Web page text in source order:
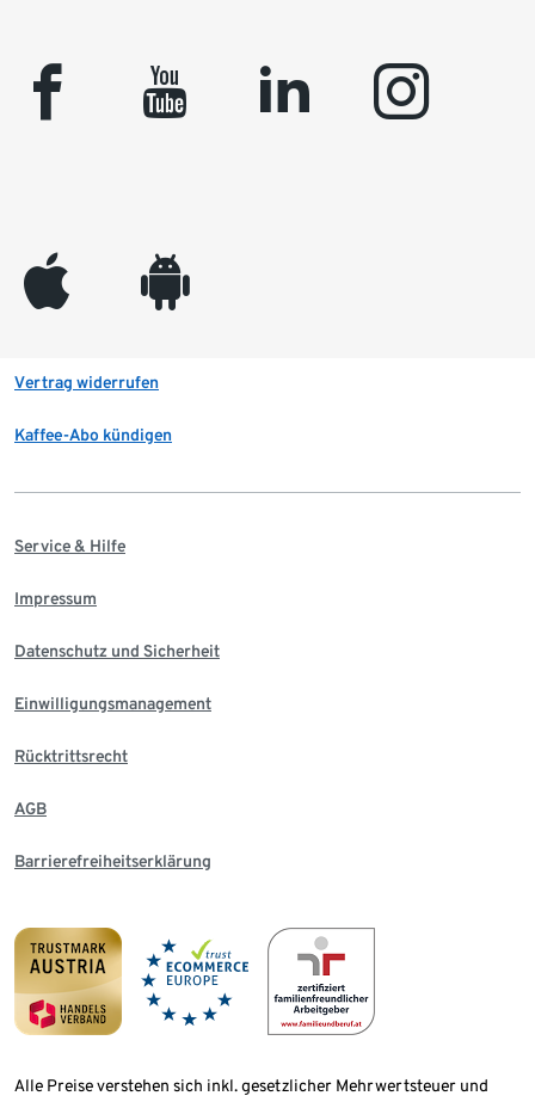
facebook youtube linkedin instagram
appleinc android
Vertrag widerrufen
Kaffee-Abo kündigen
Service & Hilfe
Impressum
Datenschutz und Sicherheit
Einwilligungsmanagement
Rücktrittsrecht
AGB
Barrierefreiheitserklärung
Alle Preise verstehen sich inkl. gesetzlicher Mehrwertsteuer und